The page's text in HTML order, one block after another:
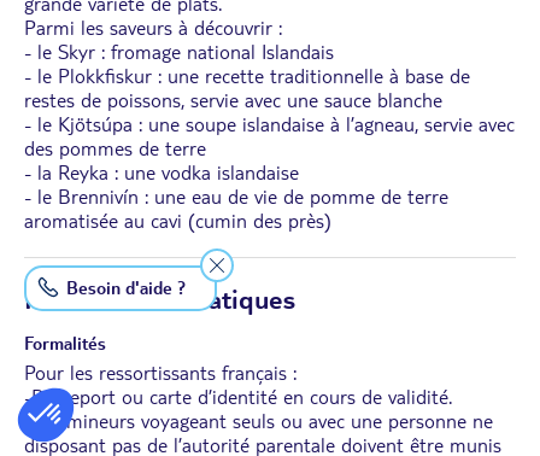
Parmi les saveurs à découvrir :
- le Skyr : fromage national Islandais
- le Plokkfiskur : une recette traditionnelle à base de
restes de poissons, servie avec une sauce blanche
- le Kjötsúpa : une soupe islandaise à l’agneau, servie avec
des pommes de terre
- la Reyka : une vodka islandaise
- le Brennivín : une eau de vie de pomme de terre
aromatisée au cavi (cumin des près)
Informations Pratiques
Formalités
Pour les ressortissants français :
-Passeport ou carte d’identité en cours de validité.
-Les mineurs voyageant seuls ou avec une personne ne
disposant pas de l’autorité parentale doivent être munis
Besoin d'aide ?